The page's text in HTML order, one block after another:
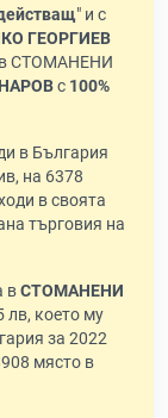
" и с
ГЕОРГИЕВ
СТОМАНЕНИ
с 100%
в България
на 6378
в своята
търговия на
вСТОМАНЕНИ
лв, което му
за 2022
място в